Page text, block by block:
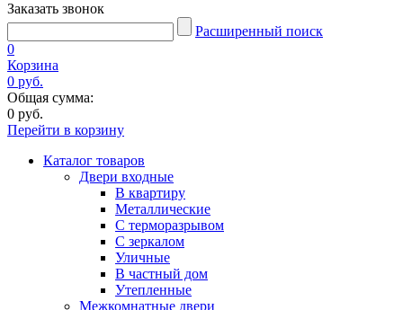
Заказать звонок
Расширенный поиск
0
Корзина
0 руб.
Общая сумма:
0 руб.
Перейти в корзину
Каталог товаров
Двери входные
В квартиру
Металлические
С терморазрывом
С зеркалом
Уличные
В частный дом
Утепленные
Межкомнатные двери